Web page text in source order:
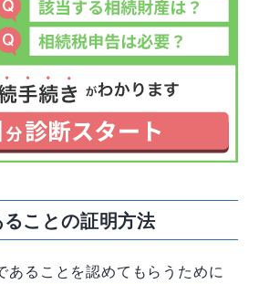
ことの証明方法
あることを認めてもらうために